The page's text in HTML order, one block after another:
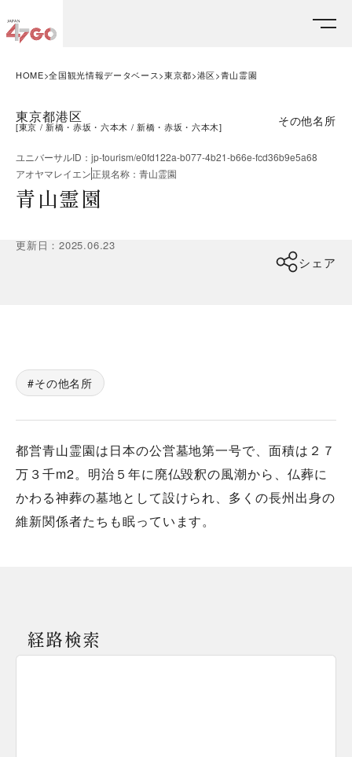
HOME 全国観光情報データベース 東京都 港区 青山霊園
東京都港区
[東京 新橋・赤坂・六本木 新橋・赤坂・六本木] その他名所
ユニバーサルID ： jp-tourism/e0fd122a-b077-4b21-b66e-fcd36b9e5a68
アオヤマレイエン正規名称 ： 青山霊園
青山霊園
更新日 ：2025.06.23
シェア
その他名所
都営青山霊園は日本の公営墓地第一号で、面積は２７
万３千m2。明治５年に廃仏毀釈の風潮から、仏葬に
かわる神葬の墓地として設けられ、多くの長州出身の
維新関係者たちも眠っています。
経路検索